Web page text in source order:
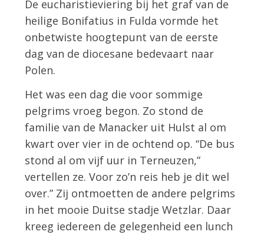
De eucharistieviering bij het graf van de
heilige Bonifatius in Fulda vormde het
onbetwiste hoogtepunt van de eerste
dag van de diocesane bedevaart naar
Polen.
Het was een dag die voor sommige
pelgrims vroeg begon. Zo stond de
familie van de Manacker uit Hulst al om
kwart over vier in de ochtend op. “De bus
stond al om vijf uur in Terneuzen,”
vertellen ze. Voor zo’n reis heb je dit wel
over.” Zij ontmoetten de andere pelgrims
in het mooie Duitse stadje Wetzlar. Daar
kreeg iedereen de gelegenheid een lunch